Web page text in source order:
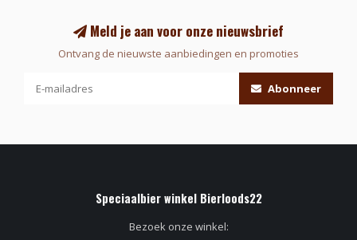
Meld je aan voor onze nieuwsbrief
Ontvang de nieuwste aanbiedingen en promoties
Abonneer
Speciaalbier winkel Bierloods22
Bezoek onze winkel: